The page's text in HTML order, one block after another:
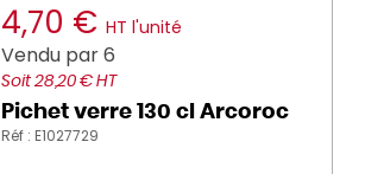
4,70 € HT l'unité
Vendu par 6
Soit 28,20 € HT
Pichet verre 130 cl Arcoroc
Réf : E1027729